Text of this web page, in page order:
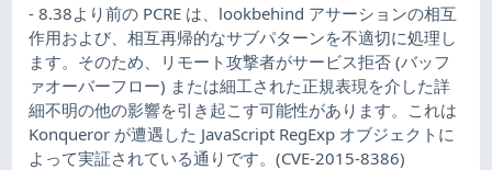
- 8.38より前の PCRE は、lookbehind アサーションの相互
作用および、相互再帰的なサブパターンを不適切に処理し
ます。そのため、リモート攻撃者がサービス拒否 (バッフ
ァオーバーフロー) または細工された正規表現を介した詳
細不明の他の影響を引き起こす可能性があります。これは
Konqueror が遭遇した JavaScript RegExp オブジェクトに
よって実証されている通りです。(CVE-2015-8386)